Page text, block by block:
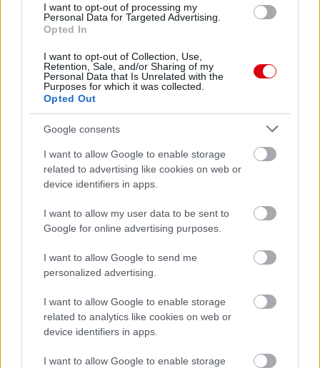
I want to opt-out of processing my
Personal Data for Targeted Advertising.
Opted In
I want to opt-out of Collection, Use,
Retention, Sale, and/or Sharing of my
Personal Data that Is Unrelated with the
Purposes for which it was collected.
Opted Out
Google consents
I want to allow Google to enable storage
related to advertising like cookies on web or
device identifiers in apps.
I want to allow my user data to be sent to
Google for online advertising purposes.
I want to allow Google to send me
personalized advertising.
I want to allow Google to enable storage
related to analytics like cookies on web or
device identifiers in apps.
I want to allow Google to enable storage
Paris Saint-Germain
Manchester United
Felkészülési szezon 4. mérkőzés
Nya Ullevi, Göteborg
2026-08-08 17:00
0 nap 19 óra 26 perc 47 másodperc
AC MilanvsManchester United2026-08-15 18:00
ELŐZŐ MÉRKŐZÉSEK
Támogatás